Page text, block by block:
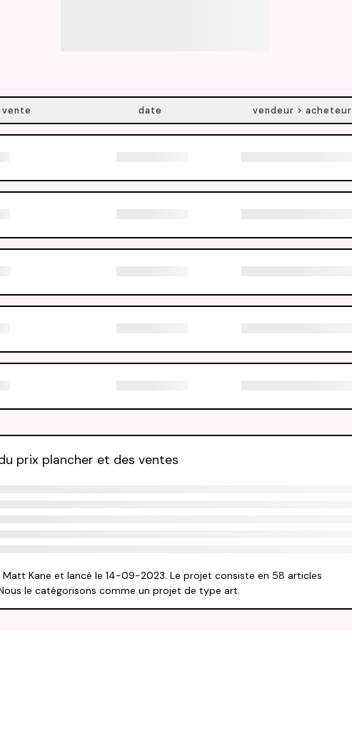
prix plancher et des ventes
Kane et lancé le 14-09-2023. Le projet consiste en 58 articles
le catégorisons comme un projet de type art.
date vendeur > acheteur